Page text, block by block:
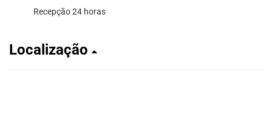
Recepção 24 horas
Localização